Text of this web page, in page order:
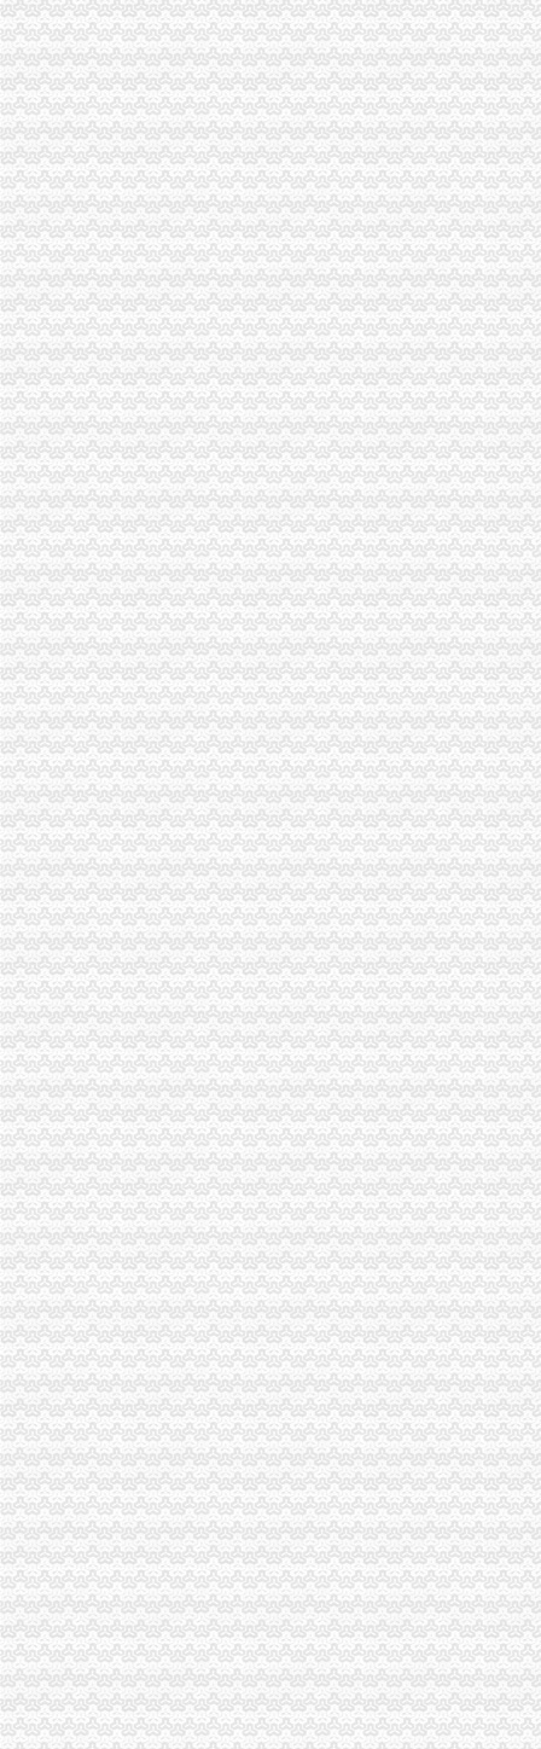
机场快线K04开通可直达空港新城枢纽站_搜狐新闻_搜狐网
胶州：空港新城拔地起开埠千年再迎金机遇_山东新闻_大众网
路斌到新蒲经开区及空港新城督察创文工作—在线播放—优酷网,
【狐侃NO.147】经开区也有超级综合体了绿地空港新城已在拿地-南昌
经开北现5000+空港新城纯新盘一览-合肥新房网-房天下
空港新城为西安而来,它会否撬动西安房价？_房产资讯_房天下
成都天府国际空港新城政务中心办件量破万件_国内新闻_大众网
胶州：空港新城拔地起开埠千年再迎金机遇_山东新闻_大众网
成都天府国际空港新城想造成什么样子？_百度知道
吴圩那洪一体造南宁空港新城经开区扩容近5倍|楼盘快讯|住朋网|住
成都天府国际空港新城将开设临空政务服务分中心_网易新闻
【重庆市远银服务有限公司_渝北回兴空港新城24小时专业开换
关注：合肥人买房空港新城均价6K！经开1.4W加推卖疯！-导购-合肥
空港新城西安对外开放的空中大通道_网易新闻
中国建设银行股份有限公司咸空港新城支行